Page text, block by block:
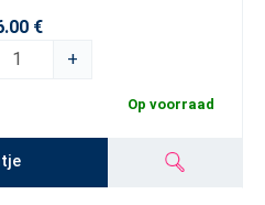
€
+
Op voorraad